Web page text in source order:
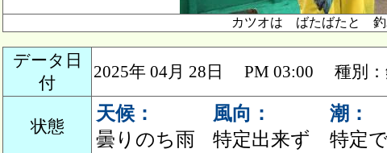
カツオは ばたばたと
データ日
付
2025年 04月 28日 PM 03:00 種別：
状態
天候：
曇りのち雨
風向：
特定出来ず
潮：
特定